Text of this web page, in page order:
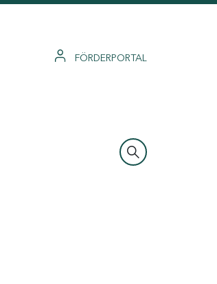
FÖRDERPORTAL